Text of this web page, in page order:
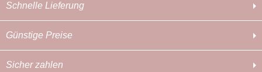
Schnelle Lieferung
Günstige Preise
Sicher zahlen